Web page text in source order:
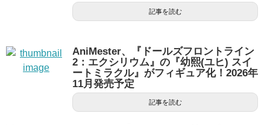
記事を読む
AniMester、『ドールズフロントライン
2：エクシリウム』の『幼熙(ユヒ) スイ
ートミラクル』がフィギュア化！2026年
11月発売予定
記事を読む